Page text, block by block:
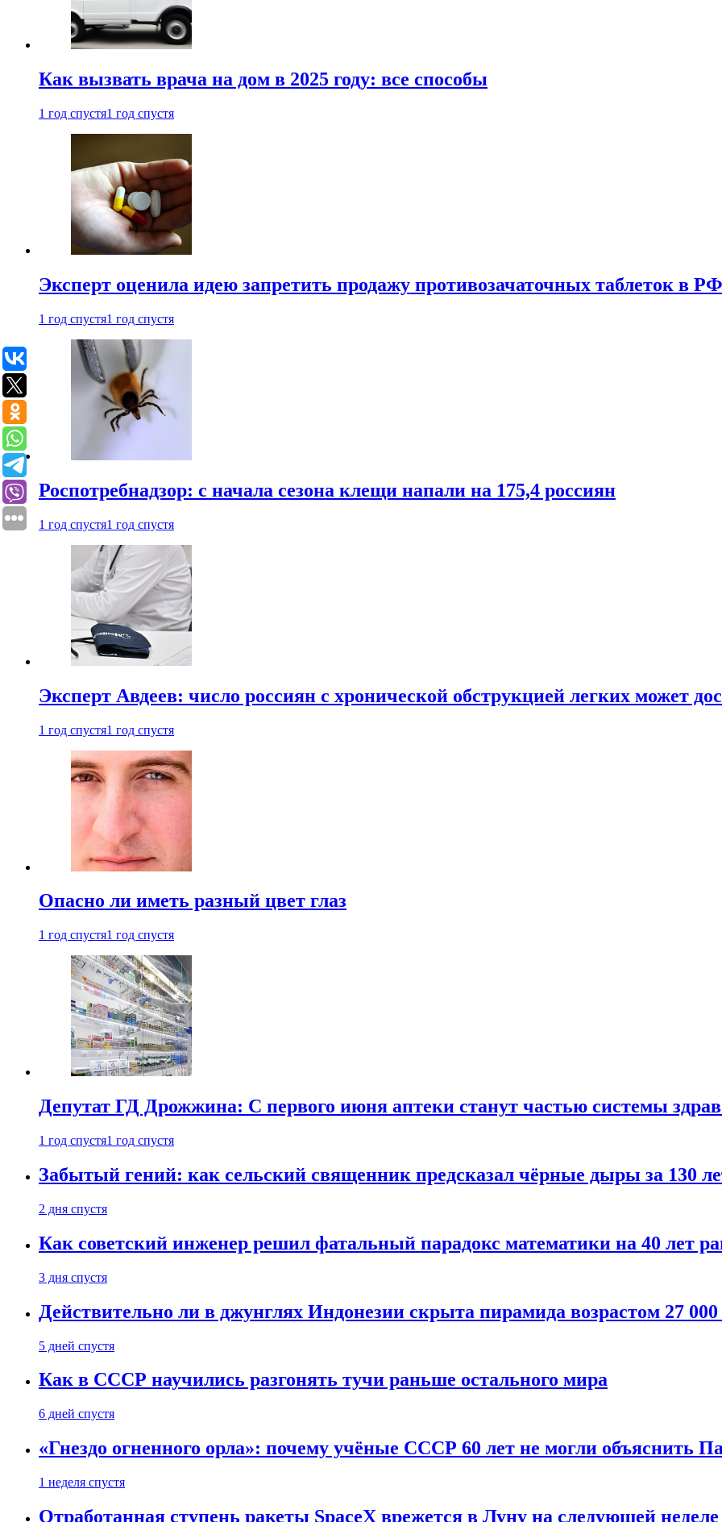
Как вызвать врача на дом в 2025 году: все способы
1 год спустя1 год спустя
Эксперт оценила идею запретить продажу противозачаточных таблеток в РФ
1 год спустя1 год спустя
Роспотребнадзор: с начала сезона клещи напали на 175,4 россиян
1 год спустя1 год спустя
Эксперт Авдеев: число россиян с хронической обструкцией легких может
1 год спустя1 год спустя
Опасно ли иметь разный цвет глаз
1 год спустя1 год спустя
Депутат ГД Дрожжина: С первого июня аптеки станут частью системы
1 год спустя1 год спустя
Забытый гений: как сельский священник предсказал чёрные дыры за 130
2 дня спустя
Как советский инженер решил фатальный парадокс математики на 40 лет
3 дня спустя
Действительно ли в джунглях Индонезии скрыта пирамида возрастом 27 000
5 дней спустя
Как в СССР научились разгонять тучи раньше остального мира
6 дней спустя
«Гнездо огненного орла»: почему учёные СССР 60 лет не могли объяснить
1 неделя спустя
Отработанная ступень ракеты SpaceX врежется в Луну на следующей неделе